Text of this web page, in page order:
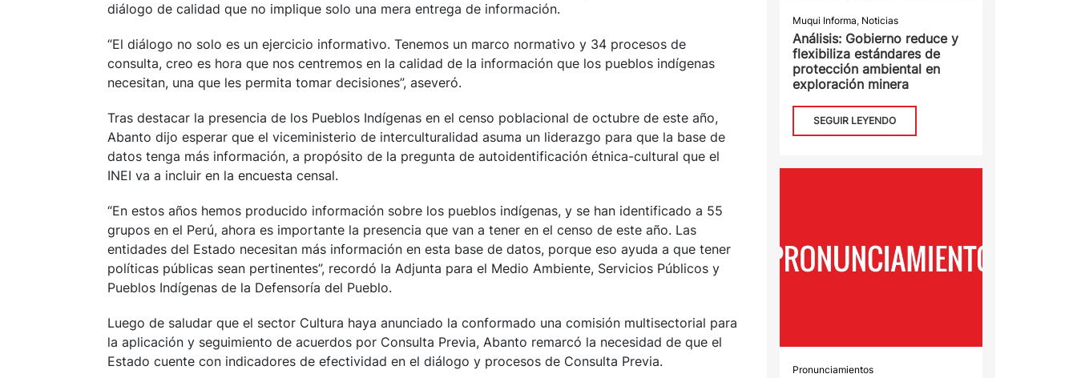
diálogo de calidad que no implique solo una mera entrega de información.
“El diálogo no solo es un ejercicio informativo. Tenemos un marco normativo y 34 procesos de
consulta, creo es hora que nos centremos en la calidad de la información que los pueblos indígenas
necesitan, una que les permita tomar decisiones”, aseveró.
Tras destacar la presencia de los Pueblos Indígenas en el censo poblacional de octubre de este año,
Abanto dijo esperar que el viceministerio de interculturalidad asuma un liderazgo para que la base de
datos tenga más información, a propósito de la pregunta de autoidentificación étnica-cultural que el
INEI va a incluir en la encuesta censal.
“En estos años hemos producido información sobre los pueblos indígenas, y se han identificado a 55
grupos en el Perú, ahora es importante la presencia que van a tener en el censo de este año. Las
entidades del Estado necesitan más información en esta base de datos, porque eso ayuda a que tener
políticas públicas sean pertinentes”, recordó la Adjunta para el Medio Ambiente, Servicios Públicos y
Pueblos Indígenas de la Defensoría del Pueblo.
Luego de saludar que el sector Cultura haya anunciado la conformado una comisión multisectorial para
la aplicación y seguimiento de acuerdos por Consulta Previa, Abanto remarcó la necesidad de que el
Estado cuente con indicadores de efectividad en el diálogo y procesos de Consulta Previa.
Muqui Informa, Noticias
Análisis: Gobierno reduce y
flexibiliza estándares de
protección ambiental en
exploración minera
SEGUIR LEYENDO
Pronunciamientos